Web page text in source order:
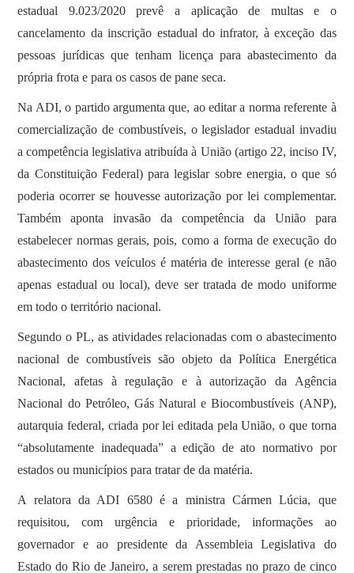
estadual 9.023/2020 prevê a aplicação de multas e o
cancelamento da inscrição estadual do infrator, à exceção das
pessoas jurídicas que tenham licença para abastecimento da
própria frota e para os casos de pane seca.
Na ADI, o partido argumenta que, ao editar a norma referente à
comercialização de combustíveis, o legislador estadual invadiu
a competência legislativa atribuída à União (artigo 22, inciso IV,
da Constituição Federal) para legislar sobre energia, o que só
poderia ocorrer se houvesse autorização por lei complementar.
Também aponta invasão da competência da União para
estabelecer normas gerais, pois, como a forma de execução do
abastecimento dos veículos é matéria de interesse geral (e não
apenas estadual ou local), deve ser tratada de modo uniforme
em todo o território nacional.
Segundo o PL, as atividades relacionadas com o abastecimento
nacional de combustíveis são objeto da Política Energética
Nacional, afetas à regulação e à autorização da Agência
Nacional do Petróleo, Gás Natural e Biocombustíveis (ANP),
autarquia federal, criada por lei editada pela União, o que torna
“absolutamente inadequada” a edição de ato normativo por
estados ou municípios para tratar de da matéria.
A relatora da ADI 6580 é a ministra Cármen Lúcia, que
requisitou, com urgência e prioridade, informações ao
governador e ao presidente da Assembleia Legislativa do
Estado do Rio de Janeiro, a serem prestadas no prazo de cinco